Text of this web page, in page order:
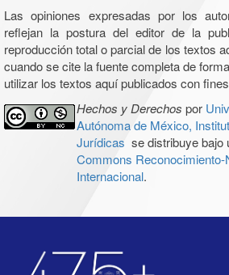
Las opiniones expresadas por los
reflejan la postura del editor de la
reproducción total o parcial de los textos
cuando se cite la fuente completa de
utilizar los textos aquí publicados con
Hechos y Derechos por
Autónoma de México,
Jurídicas se distribuye bajo
Commons
Internacional.